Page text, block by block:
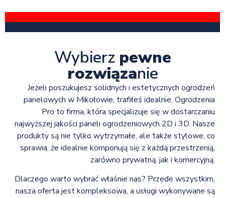
Wybierz pewne
rozwiązanie
Jeżeli poszukujesz solidnych i estetycznych ogrodzeń
panelowych w Mikołowie, trafiłeś idealnie. Ogrodzenia
Pro to firma, która specjalizuje się w dostarczaniu
najwyższej jakości paneli ogrodzeniowych 2D i 3D. Nasze
produkty są nie tylko wytrzymałe, ale także stylowe, co
sprawia, że idealnie komponują się z każdą przestrzenią,
zarówno prywatną, jak i komercyjną.
Dlaczego warto wybrać właśnie nas? Przede wszystkim,
nasza oferta jest kompleksowa, a usługi wykonywane są